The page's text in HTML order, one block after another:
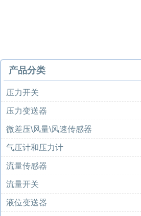
产品分类
压力开关
压力变送器
微差压\风量\风速传感器
气压计和压力计
流量传感器
流量开关
液位变送器